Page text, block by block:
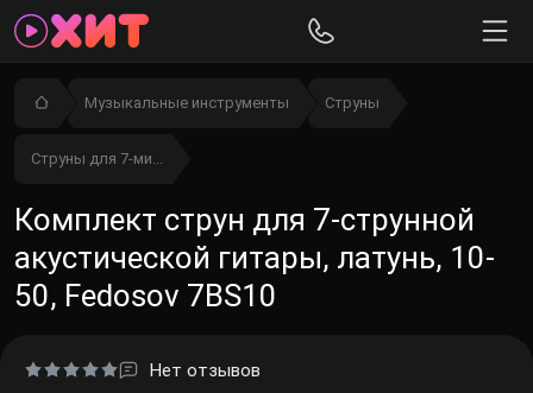
Музыкальные инструменты Струны
Струны для 7-ми...
Комплект струн для 7-струнной
акустической гитары, латунь, 10-
50, Fedosov 7BS10
Нет отзывов